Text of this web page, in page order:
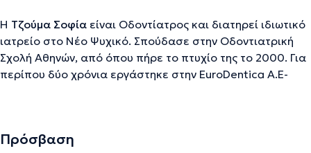
Η Τζούμα Σοφία είναι Οδοντίατρος και διατηρεί ιδιωτικό
ιατρείο στο Νέο Ψυχικό. Σπούδασε στην Οδοντιατρική
Σχολή Αθηνών, από όπου πήρε το πτυχίο της το 2000. Για
περίπου δύο χρόνια εργάστηκε στην EuroDentica A.E-
υπηρεσίες της στο πολυϊατρείο των "Γιατρών του Κόσμου"
Πρόσβαση